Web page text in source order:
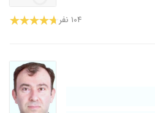
۱۰۴ نفر